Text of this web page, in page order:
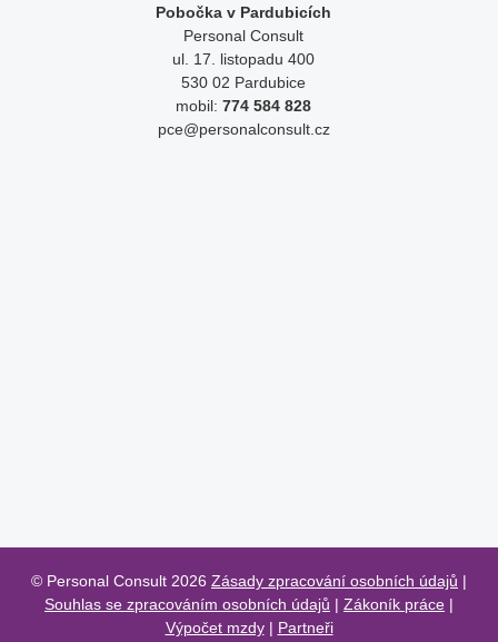
Pobočka v Pardubicích
Personal Consult
ul. 17. listopadu 400
530 02 Pardubice
mobil: 774 584 828
pce@personalconsult.cz
© Personal Consult 2026 Zásady zpracování osobních údajů |
Souhlas se zpracováním osobních údajů | Zákoník práce |
Výpočet mzdy| Partneři